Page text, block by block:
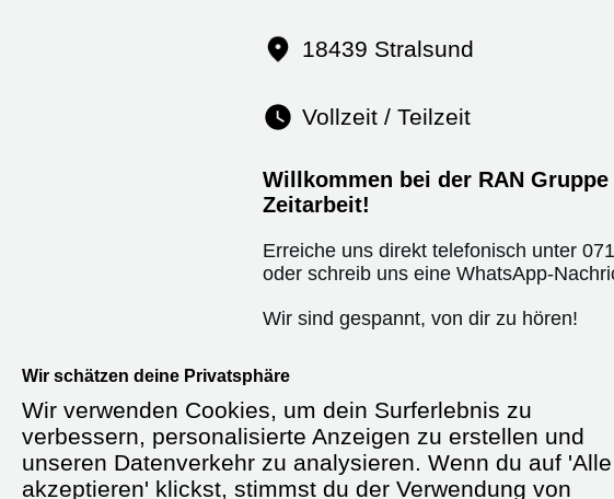
18439 Stralsund
Vollzeit / Teilzeit
Willkommen bei der RAN
Zeitarbeit!
Erreiche uns direkt telefonisch unter
oder schreib uns eine WhatsApp-
Wir sind gespannt, von dir zu hören!
Starte durch in der Zeitarbeit als
Krankenschwester / Krankenpfleger
Wir schätzen deine Privatsphäre
Wir verwenden Cookies, um dein Surferlebnis zu
verbessern, personalisierte Anzeigen zu erstellen und
unseren Datenverkehr zu analysieren. Wenn du auf 'Alle
akzeptieren' klickst, stimmst du der Verwendung von